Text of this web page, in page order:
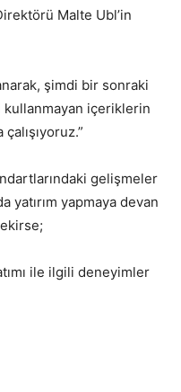
Malte Ubl’in
şimdi bir sonraki
kullanmayan içeriklerin
gelişmeler
yatırım yapmaya devan
ile ilgili deneyimler